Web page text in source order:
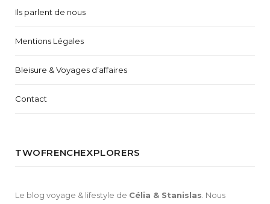
Ils parlent de nous
Mentions Légales
Bleisure & Voyages d’affaires
Contact
TWOFRENCHEXPLORERS
Le blog voyage & lifestyle de Célia & Stanislas . Nous